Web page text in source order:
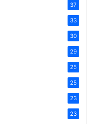
37
33
30
29
25
25
23
23